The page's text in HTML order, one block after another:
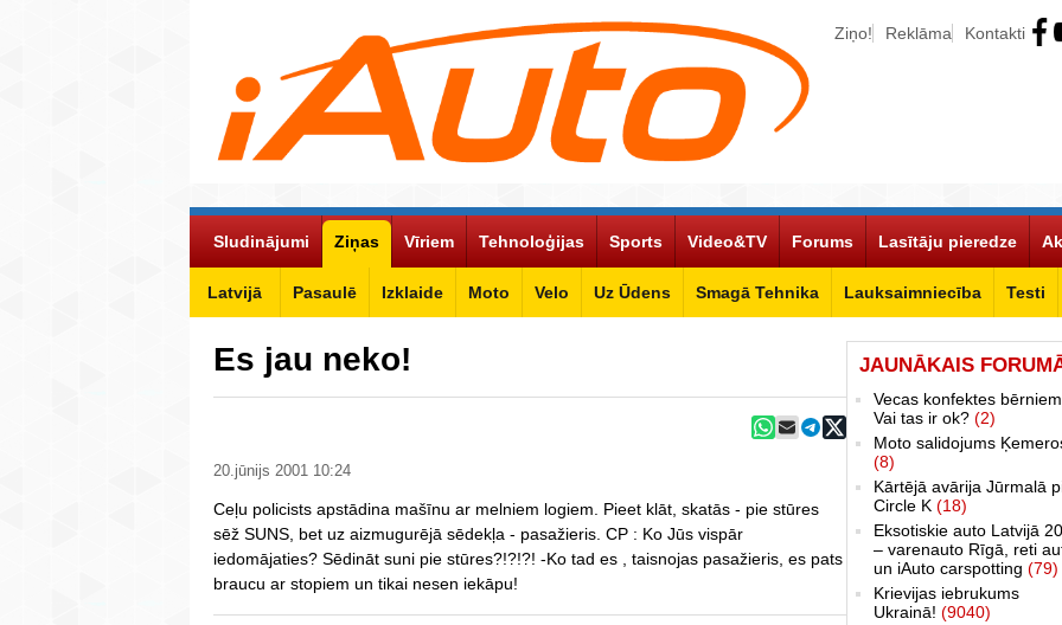
Ziņo! Reklāma Kontakti
Sludinājumi Ziņas
Latvijā Pasaulē Izklaide Moto Velo Uz Ūdens Smagā Tehnika Lauksaimniecība Testi
Vīriem Tehnoloģijas Sports Video&TV Forums Lasītāju pieredze
Es jau neko!
20.jūnijs 2001 10:24
Ceļu policists apstādina mašīnu ar melniem logiem. Pieet klāt, skatās - pie stūres
sēž SUNS, bet uz aizmugurējā sēdekļa - pasažieris. CP : Ko Jūs vispār
iedomājaties? Sēdināt suni pie stūres?!?!?! -Ko tad es , taisnojas pasažieris, es pats
braucu ar stopiem un tikai nesen iekāpu!
JAUNĀKAIS
Vecas konfektes
Vai tas ir ok? (2)
Moto salidojums
(8)
Kārtējā avārija Jūrmalā
Circle K (18)
Eksotiskie auto Latvijā
– varenauto Rīgā, reti
un iAuto carspotting (79)
Krievijas iebrukums
Ukrainā! (9040)